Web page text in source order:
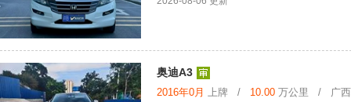
奥迪A3
2016年0月 上牌 / 10.00 万公里 / 广西